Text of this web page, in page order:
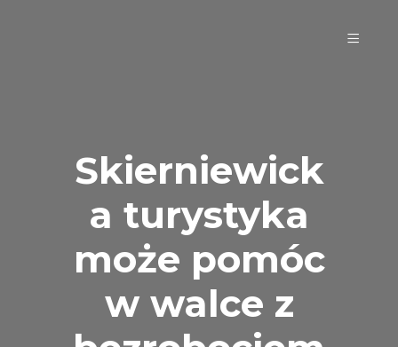
Skierniewick
a turystyka
może pomóc
w walce z